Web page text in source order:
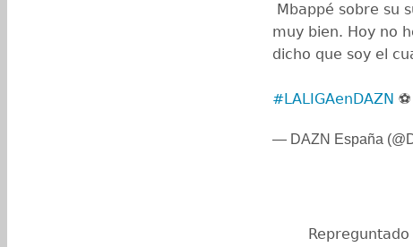
Mbappé sobre su
muy bien. Hoy no
dicho que soy el
#LALIGAenDAZN ⚽
— DAZN España